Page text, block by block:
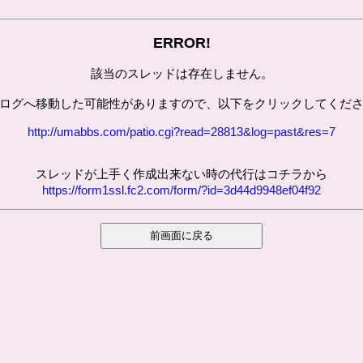
ERROR!
該当のスレッドは存在しません。
グへ移動した可能性がありますので、以下をクリックしてくだ
http://umabbs.com/patio.cgi?read=28813&log=past&res=7
スレッドが上手く作成出来ない時の代行はコチラから
https://form1ssl.fc2.com/form/?id=3d44d9948ef04f92